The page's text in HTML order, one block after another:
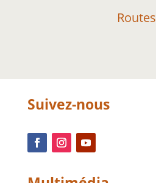
Routes
Suivez-nous